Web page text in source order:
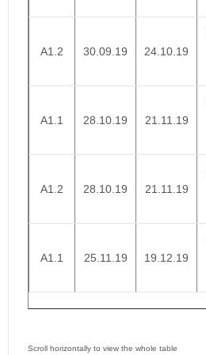
A1.2 30.09.19 24.10.19
A1.1 28.10.19 21.11.19
A1.2 28.10.19 21.11.19
A1.1 25.11.19 19.12.19